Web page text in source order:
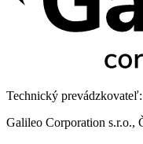
Technický prevádzkovateľ:
Galileo Corporation s.r.o.,